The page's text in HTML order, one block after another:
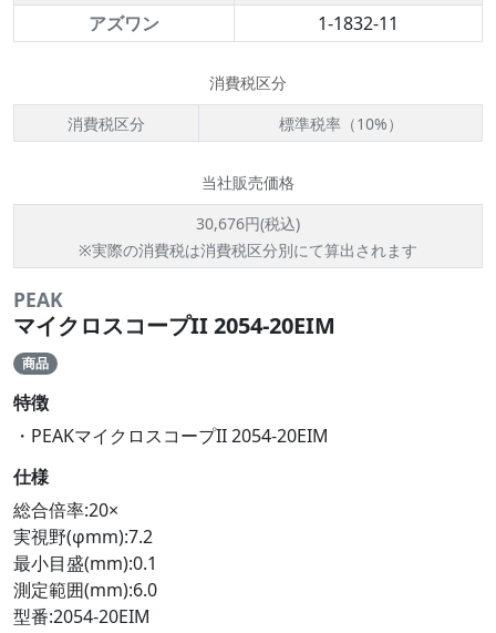
アズワン
1-1832-11
消費税区分
消費税区分
標準税率（10%）
当社販売価格
30,676円(税込)
※実際の消費税は消費税区分別にて算出されます
PEAK
マイクロスコープII 2054-20EIM
商品
特徴
・PEAKマイクロスコープII 2054-20EIM
仕様
総合倍率:20×
実視野(φmm):7.2
最小目盛(mm):0.1
測定範囲(mm):6.0
型番:2054-20EIM